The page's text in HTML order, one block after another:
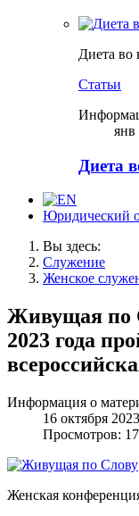
Диета во
Статьи
янв
Диета
Юридический
Вы здесь:
Служение
Женское
Живущая по
2023 года
Информация о
16 октября 2023
Просмотров:
Женская